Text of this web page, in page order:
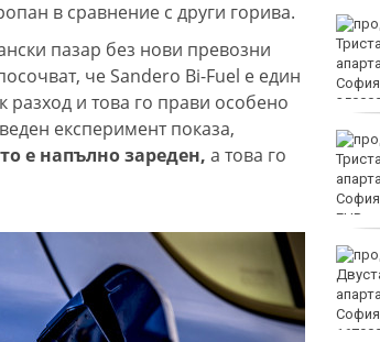
в сравнение с други горива.
пазар без нови превозни
че Sandero Bi-Fuel е един
разход и това го прави особено
експеримент показа,
е напълно зареден, а това го
Времето във Варна на 7
август 2026
Честваме паметта на
преподобномъченик
Винисиус Жуниор
преподписа с Реал
(Мадрид)
EUR